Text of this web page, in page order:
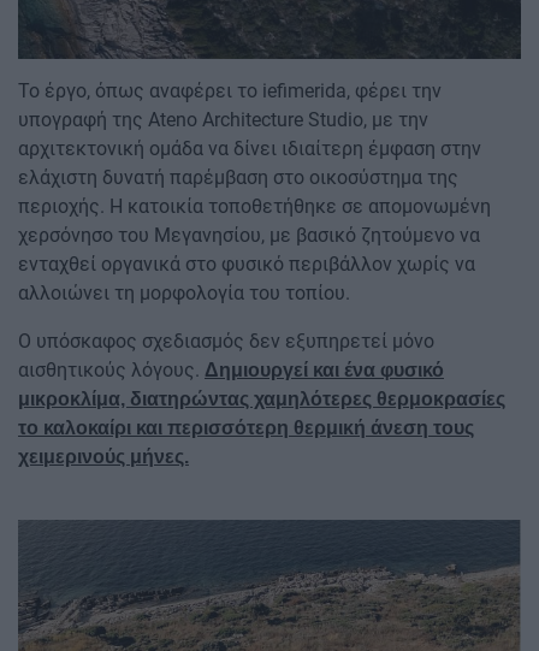
Το έργο, όπως αναφέρει το iefimerida, φέρει την
υπογραφή της Ateno Architecture Studio, με την
αρχιτεκτονική ομάδα να δίνει ιδιαίτερη έμφαση στην
ελάχιστη δυνατή παρέμβαση στο οικοσύστημα της
περιοχής. Η κατοικία τοποθετήθηκε σε απομονωμένη
χερσόνησο του Μεγανησίου, με βασικό ζητούμενο να
ενταχθεί οργανικά στο φυσικό περιβάλλον χωρίς να
αλλοιώνει τη μορφολογία του τοπίου.
Ο υπόσκαφος σχεδιασμός δεν εξυπηρετεί μόνο
αισθητικούς λόγους. Δημιουργεί και ένα φυσικό
μικροκλίμα, διατηρώντας χαμηλότερες θερμοκρασίες
το καλοκαίρι και περισσότερη θερμική άνεση τους
χειμερινούς μήνες.